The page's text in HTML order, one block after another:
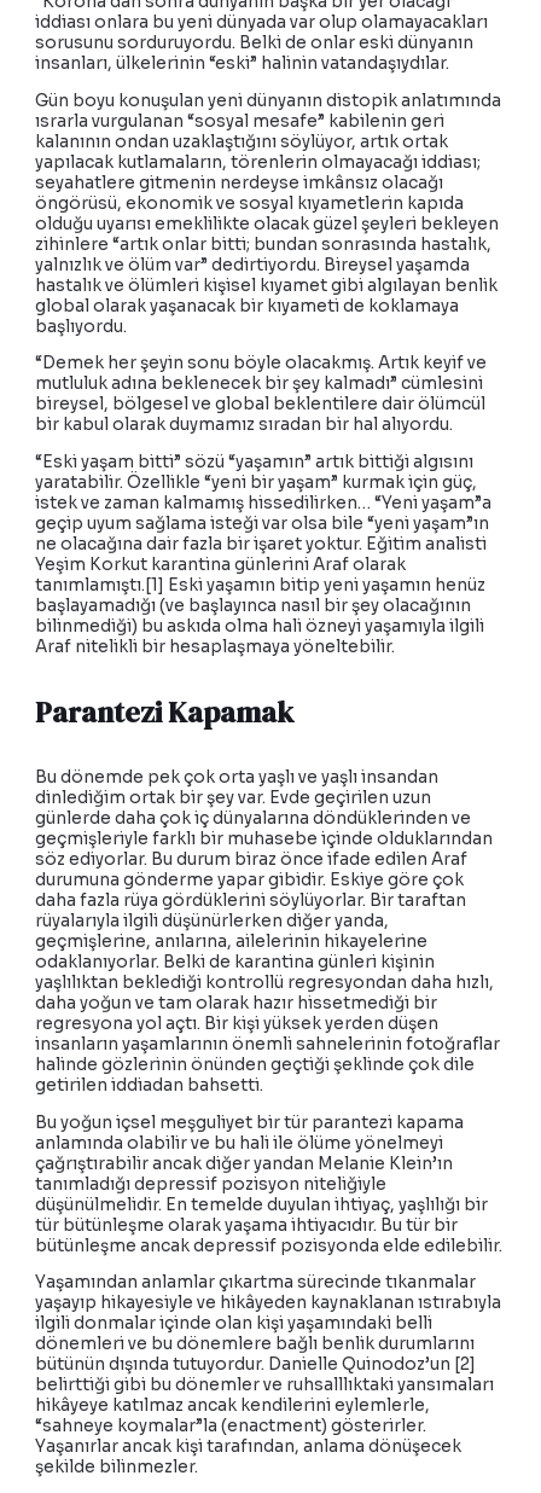
iddiası onlara bu yeni dünyada var olup olamayacakları
sorusunu sorduruyordu. Belki de onlar eski dünyanın
insanları, ülkelerinin “eski” halinin vatandaşıydılar.
Gün boyu konuşulan yeni dünyanın distopik anlatımında
ısrarla vurgulanan “sosyal mesafe” kabilenin geri
kalanının ondan uzaklaştığını söylüyor, artık ortak
yapılacak kutlamaların, törenlerin olmayacağı iddiası;
seyahatlere gitmenin nerdeyse imkânsız olacağı
öngörüsü, ekonomik ve sosyal kıyametlerin kapıda
olduğu uyarısı emeklilikte olacak güzel şeyleri bekleyen
zihinlere “artık onlar bitti; bundan sonrasında hastalık,
yalnızlık ve ölüm var” dedirtiyordu. Bireysel yaşamda
hastalık ve ölümleri kişisel kıyamet gibi algılayan benlik
global olarak yaşanacak bir kıyameti de koklamaya
başlıyordu.
“Demek her şeyin sonu böyle olacakmış. Artık keyif ve
mutluluk adına beklenecek bir şey kalmadı” cümlesini
bireysel, bölgesel ve global beklentilere dair ölümcül
bir kabul olarak duymamız sıradan bir hal alıyordu.
“Eski yaşam bitti” sözü “yaşamın” artık bittiği algısını
yaratabilir. Özellikle “yeni bir yaşam” kurmak için güç,
istek ve zaman kalmamış hissedilirken… “Yeni yaşam”a
geçip uyum sağlama isteği var olsa bile “yeni yaşam”ın
ne olacağına dair fazla bir işaret yoktur. Eğitim analisti
Yeşim Korkut karantina günlerini Araf olarak
tanımlamıştı.[1] Eski yaşamın bitip yeni yaşamın henüz
başlayamadığı (ve başlayınca nasıl bir şey olacağının
bilinmediği) bu askıda olma hali özneyi yaşamıyla ilgili
Araf nitelikli bir hesaplaşmaya yöneltebilir.
Parantezi Kapamak
Bu dönemde pek çok orta yaşlı ve yaşlı insandan
dinlediğim ortak bir şey var. Evde geçirilen uzun
günlerde daha çok iç dünyalarına döndüklerinden ve
geçmişleriyle farklı bir muhasebe içinde olduklarından
söz ediyorlar. Bu durum biraz önce ifade edilen Araf
durumuna gönderme yapar gibidir. Eskiye göre çok
daha fazla rüya gördüklerini söylüyorlar. Bir taraftan
rüyalarıyla ilgili düşünürlerken diğer yanda,
geçmişlerine, anılarına, ailelerinin hikayelerine
odaklanıyorlar. Belki de karantina günleri kişinin
yaşlılıktan beklediği kontrollü regresyondan daha hızlı,
daha yoğun ve tam olarak hazır hissetmediği bir
regresyona yol açtı. Bir kişi yüksek yerden düşen
insanların yaşamlarının önemli sahnelerinin fotoğraflar
halinde gözlerinin önünden geçtiği şeklinde çok dile
getirilen iddiadan bahsetti.
Bu yoğun içsel meşguliyet bir tür parantezi kapama
anlamında olabilir ve bu hali ile ölüme yönelmeyi
çağrıştırabilir ancak diğer yandan Melanie Klein’ın
tanımladığı depressif pozisyon niteliğiyle
düşünülmelidir. En temelde duyulan ihtiyaç, yaşlılığı bir
tür bütünleşme olarak yaşama ihtiyacıdır. Bu tür bir
bütünleşme ancak depressif pozisyonda elde edilebilir.
Yaşamından anlamlar çıkartma sürecinde tıkanmalar
yaşayıp hikayesiyle ve hikâyeden kaynaklanan ıstırabıyla
ilgili donmalar içinde olan kişi yaşamındaki belli
dönemleri ve bu dönemlere bağlı benlik durumlarını
bütünün dışında tutuyordur. Danielle Quinodoz’un [2]
belirttiği gibi bu dönemler ve ruhsalllıktaki yansımaları
hikâyeye katılmaz ancak kendilerini eylemlerle,
“sahneye koymalar”la (enactment) gösterirler.
Yaşanırlar ancak kişi tarafından, anlama dönüşecek
şekilde bilinmezler.